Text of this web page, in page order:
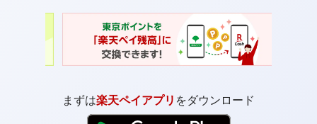
まずは楽天ペイアプリ をダウンロード